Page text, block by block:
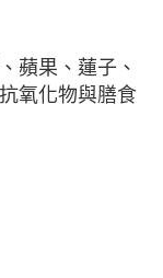
蘋果、蓮子、
氧化物與膳食